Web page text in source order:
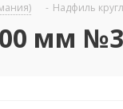
- Надфиль
мм №3